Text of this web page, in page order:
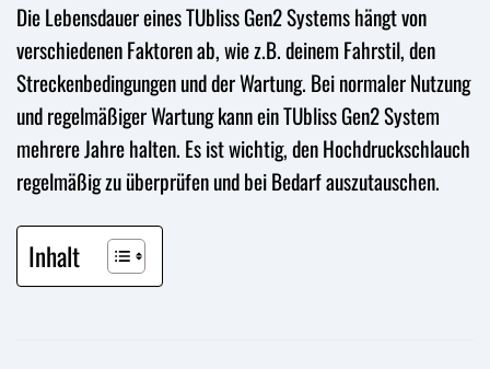
Die Lebensdauer eines TUbliss Gen2 Systems hängt von
verschiedenen Faktoren ab, wie z.B. deinem Fahrstil, den
Streckenbedingungen und der Wartung. Bei normaler Nutzung
und regelmäßiger Wartung kann ein TUbliss Gen2 System
mehrere Jahre halten. Es ist wichtig, den Hochdruckschlauch
regelmäßig zu überprüfen und bei Bedarf auszutauschen.
Inhalt